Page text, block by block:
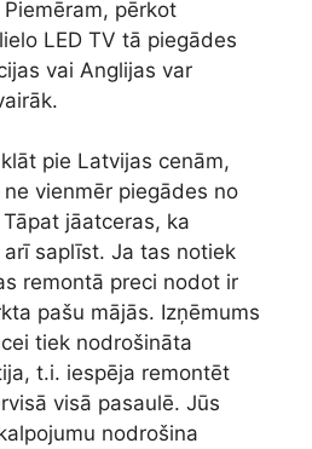
pērkot
LED TV tā piegādes
vai Anglijas var
pie Latvijas cenām,
vienmēr piegādes no
jāatceras, ka
saplīst. Ja tas notiek
remontā preci nodot ir
pašu mājās. Izņēmums
tiek nodrošināta
t.i. iespēja remontēt
visā pasaulē. Jūs
nodrošina